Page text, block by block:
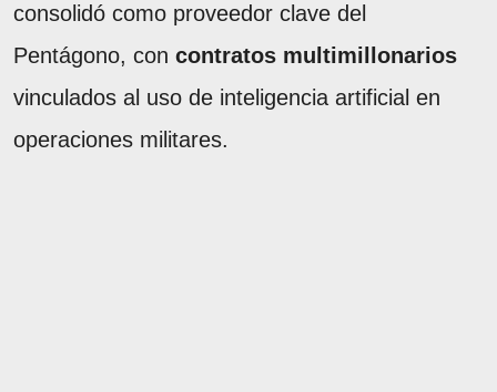
consolidó como proveedor clave del
Pentágono, con contratos multimillonarios
vinculados al uso de inteligencia artificial en
operaciones militares.